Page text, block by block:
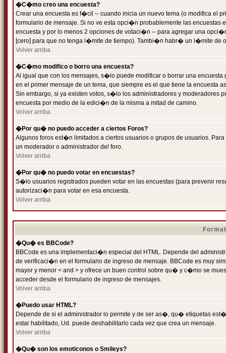
�C�mo creo una encuesta?
Crear una encuesta es f�cil -- cuando inicia un nuevo tema (o modifica el
formulario de mensaje. Si no ve esta opci�n probablemente las
encuesta y por lo menos 2 opciones de votaci�n -- para agregar una
[cero] para que no tenga l�mite de tiempo). Tambi�n habr� un l�mite de
Volver arriba
�C�mo modifico o borro una encuesta?
Al igual que con los mensajes, s�lo puede modificar o borrar una
en el primer mensaje de un tema, que siempre es el que tiene la encuesta
Sin embargo, si ya existen votos, s�lo los administradores y moderadores
encuesta por medio de la edici�n de la misma a mitad de camino.
Volver arriba
�Por qu� no puedo acceder a ciertos Foros?
Algunos foros est�n limitados a ciertos usuarios o grupos de usuarios.
un moderador o administrador del foro.
Volver arriba
�Por qu� no puedo votar en encuestas?
S�lo usuarios registrados pueden votar en las encuestas (para prevenir
autorizaci�n para votar en esa encuesta.
Volver arriba
�Qu� es BBCode?
BBCode es una implementaci�n especial del HTML. Depende del
de verificaci�n en el formulario de ingreso de mensaje. BBCode es muy
mayor y menor < and > y ofrece un buen control sobre qu� y c�mo se
acceder desde el formulario de ingreso de mensajes.
Volver arriba
�Puedo usar HTML?
Depende de si el administrador lo permite y de ser as�, qu� etiquetas
estar habilitado, Ud. puede deshabilitarlo cada vez que crea un mensaje.
Volver arriba
�Qu� son los emoticonos o Smileys?